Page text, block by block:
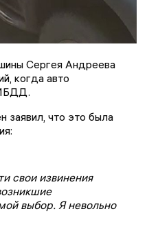
Сергея Андреева
когда авто
заявил, что это была
свои извинения
выбор. Я невольно